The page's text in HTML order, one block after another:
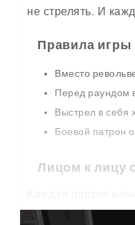
не стрелять. И
Правила игры
Вместо
Перед раундом
Выстрел в себя
Боевой патрон
Лицом к лицу
незнакомую